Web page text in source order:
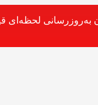
به‌روزرسانی